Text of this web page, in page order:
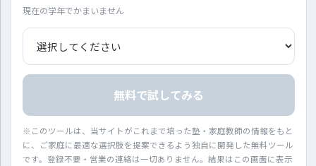
現在の学年でかまいません
無料で試してみる
※このツールは、当サイトがこれまで培った塾・家庭教師の情報をもと
に、ご家庭に最適な選択肢を提案できるよう独自に開発した無料ツール
です。登録不要・営業の連絡は一切ありません。結果はこの画面に表示